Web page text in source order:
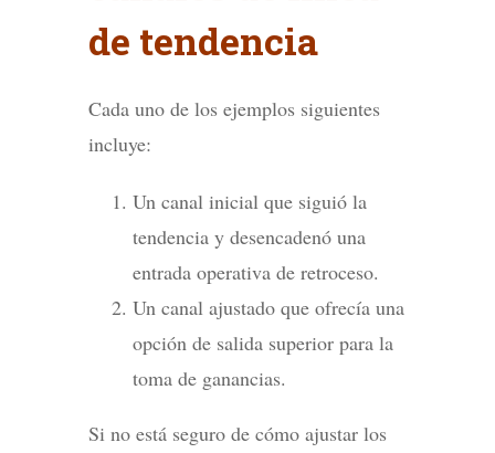
de tendencia
Cada uno de los ejemplos siguientes
incluye:
Un canal inicial que siguió la
tendencia y desencadenó una
entrada operativa de retroceso.
Un canal ajustado que ofrecía una
opción de salida superior para la
toma de ganancias.
Si no está seguro de cómo ajustar los